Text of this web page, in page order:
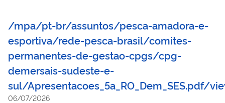
/mpa/pt-br/assuntos/pesca-amadora-e-
esportiva/rede-pesca-brasil/comites-
permanentes-de-gestao-cpgs/cpg-
demersais-sudeste-e-
sul/Apresentacoes_5a_RO_Dem_SES.pdf/
06/07/2026